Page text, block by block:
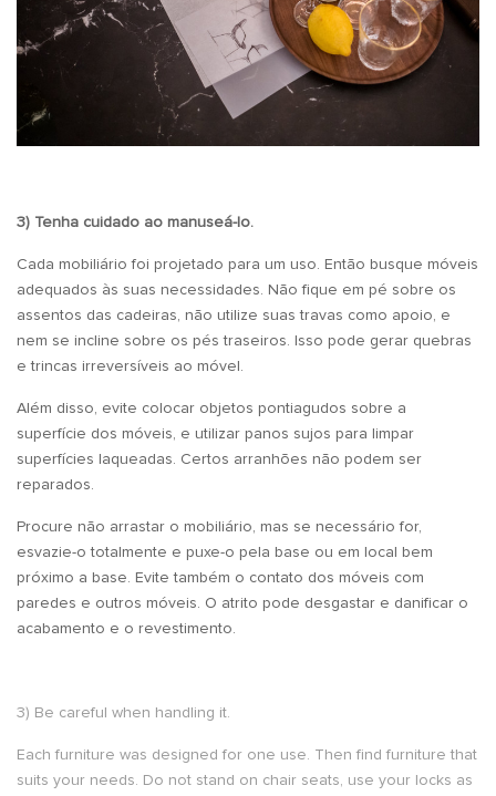
3) Tenha cuidado ao manuseá-lo.
Cada mobiliário foi projetado para um uso. Então busque móveis
adequados às suas necessidades. Não fique em pé sobre os
assentos das cadeiras, não utilize suas travas como apoio, e
nem se incline sobre os pés traseiros. Isso pode gerar quebras
e trincas irreversíveis ao móvel.
Além disso, evite colocar objetos pontiagudos sobre a
superfície dos móveis, e utilizar panos sujos para limpar
superfícies laqueadas. Certos arranhões não podem ser
reparados.
Procure não arrastar o mobiliário, mas se necessário for,
esvazie-o totalmente e puxe-o pela base ou em local bem
próximo a base. Evite também o contato dos móveis com
paredes e outros móveis. O atrito pode desgastar e danificar o
acabamento e o revestimento.
3) Be careful when handling it.
Each furniture was designed for one use. Then find furniture that
suits your needs. Do not stand on chair seats, use your locks as